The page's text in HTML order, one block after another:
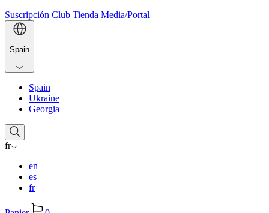
Suscripción Club Tienda Media/Portal
Spain
Spain
Ukraine
Georgia
fr
en
es
fr